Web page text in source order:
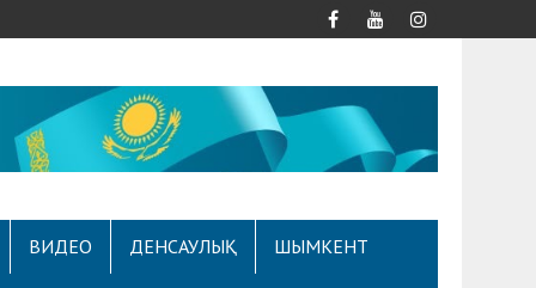
ВИДЕО ДЕНСАУЛЫҚ ШЫМКЕНТ